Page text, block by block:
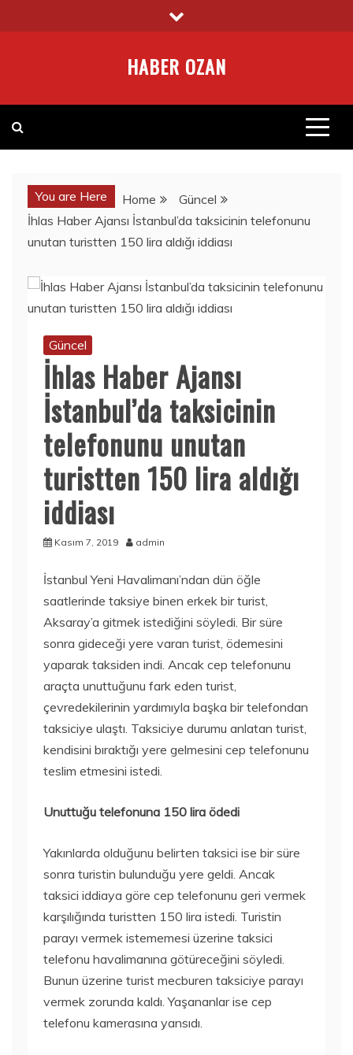
to
HABER OZAN
You are Here Home
Güncel
İhlas Haber Ajansı İstanbul’da taksicinin telefonunu
unutan turistten 150 lira aldığı iddiası
Güncel
İhlas Haber Ajansı
İstanbul’da taksicinin
telefonunu unutan
turistten 150 lira aldığı
iddiası
Kasım 7, 2019 admin
İstanbul Yeni Havalimanı’ndan dün öğle
saatlerinde taksiye binen erkek bir turist,
Aksaray’a gitmek istediğini söyledi. Bir süre
sonra gideceği yere varan turist, ödemesini
yaparak taksiden indi. Ancak cep telefonunu
araçta unuttuğunu fark eden turist,
çevredekilerinin yardımıyla başka bir telefondan
taksiciye ulaştı. Taksiciye durumu anlatan turist,
kendisini bıraktığı yere gelmesini cep telefonunu
teslim etmesini istedi.
Unuttuğu telefonuna 150 lira ödedi
Yakınlarda olduğunu belirten taksici ise bir süre
sonra turistin bulunduğu yere geldi. Ancak
taksici iddiaya göre cep telefonunu geri vermek
karşılığında turistten 150 lira istedi. Turistin
parayı vermek istememesi üzerine taksici
telefonu havalimanına götüreceğini söyledi.
Bunun üzerine turist mecburen taksiciye parayı
vermek zorunda kaldı. Yaşananlar ise cep
telefonu kamerasına yansıdı.